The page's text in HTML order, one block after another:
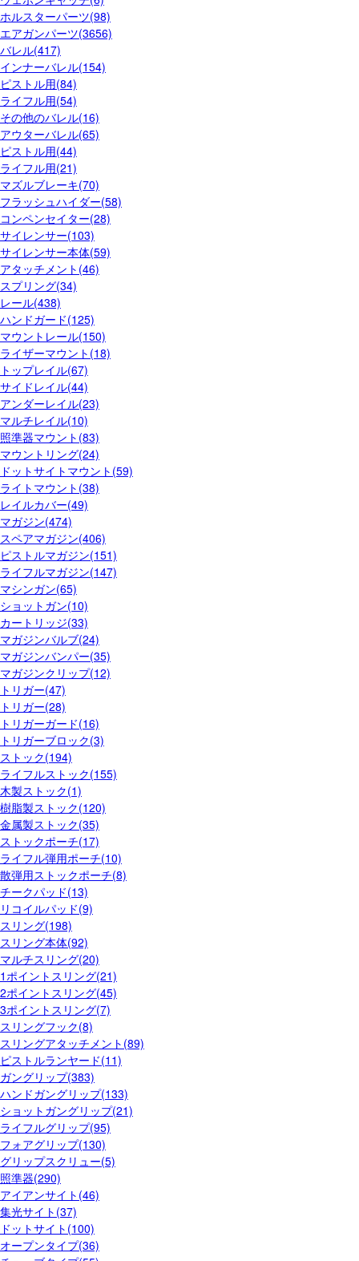
ホルスターパーツ(98)
エアガンパーツ(3656)
バレル(417)
インナーバレル(154)
ピストル用(84)
ライフル用(54)
その他のバレル(16)
アウターバレル(65)
ピストル用(44)
ライフル用(21)
マズルブレーキ(70)
フラッシュハイダー(58)
コンペンセイター(28)
サイレンサー(103)
サイレンサー本体(59)
アタッチメント(46)
スプリング(34)
レール(438)
ハンドガード(125)
マウントレール(150)
ライザーマウント(18)
トップレイル(67)
サイドレイル(44)
アンダーレイル(23)
マルチレイル(10)
照準器マウント(83)
マウントリング(24)
ドットサイトマウント(59)
ライトマウント(38)
レイルカバー(49)
マガジン(474)
スペアマガジン(406)
ピストルマガジン(151)
ライフルマガジン(147)
マシンガン(65)
ショットガン(10)
カートリッジ(33)
マガジンバルブ(24)
マガジンバンパー(35)
マガジンクリップ(12)
トリガー(47)
トリガー(28)
トリガーガード(16)
トリガーブロック(3)
ストック(194)
ライフルストック(155)
木製ストック(1)
樹脂製ストック(120)
金属製ストック(35)
ストックポーチ(17)
ライフル弾用ポーチ(10)
散弾用ストックポーチ(8)
チークパッド(13)
リコイルパッド(9)
スリング(198)
スリング本体(92)
マルチスリング(20)
1ポイントスリング(21)
2ポイントスリング(45)
3ポイントスリング(7)
スリングフック(8)
スリングアタッチメント(89)
ピストルランヤード(11)
ガングリップ(383)
ハンドガングリップ(133)
ショットガングリップ(21)
ライフルグリップ(95)
フォアグリップ(130)
グリップスクリュー(5)
照準器(290)
アイアンサイト(46)
集光サイト(37)
ドットサイト(100)
オープンタイプ(36)